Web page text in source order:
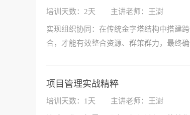
培训天数：2天 主讲老师：王澍
实现组织协同：在传统金字塔结构中搭建
合，才能有效整合资源、群策群力，最终
项目管理实战精粹
培训天数：1天 主讲老师：王澍